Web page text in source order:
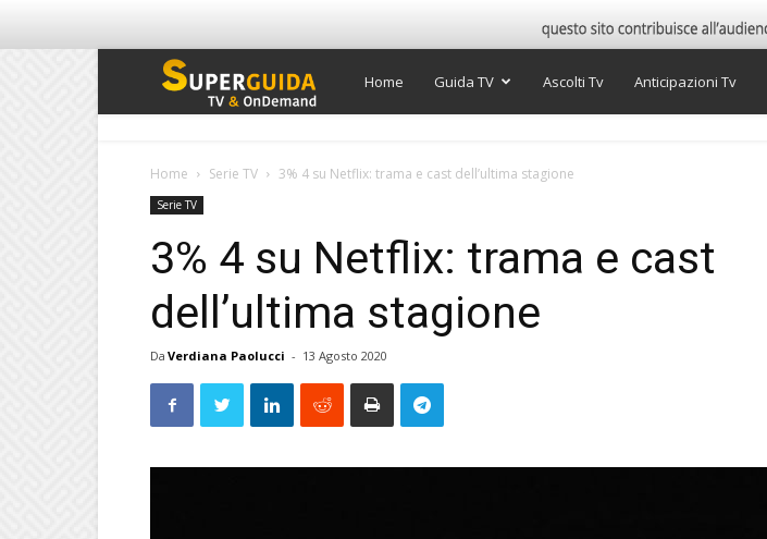
Super
Home Guida TV Ascolti Tv Anticipazioni Tv
Home Serie TV 3% 4 su Netflix: trama e cast dell’ultima stagione
Serie TV
3% 4 su Netflix: trama e cast
dell’ultima stagione
Da Verdiana Paolucci - 13 Agosto 2020